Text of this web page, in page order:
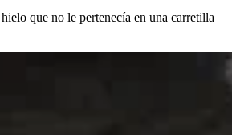
que no le pertenecía en una carretilla